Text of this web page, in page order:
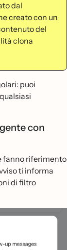
dal
creato con un
del
clona
puoi
con
fanno riferimento
ti informa
di filtro